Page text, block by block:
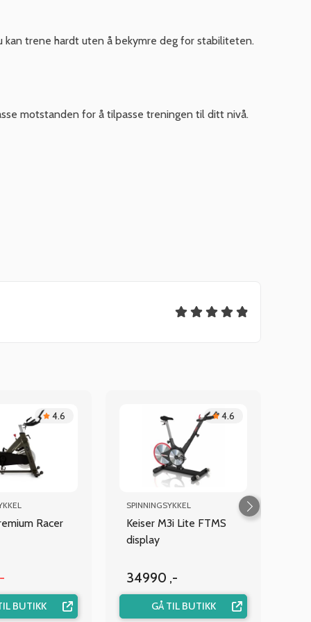
trene hardt uten å bekymre deg for stabiliteten.
motstanden for å tilpasse treningen til ditt nivå.
4.6
Racer
BUTIKK
4.6
SPINNINGSYKKEL
Keiser M3i Lite FTMS
display
34990 ,-
GÅ TIL BUTIKK